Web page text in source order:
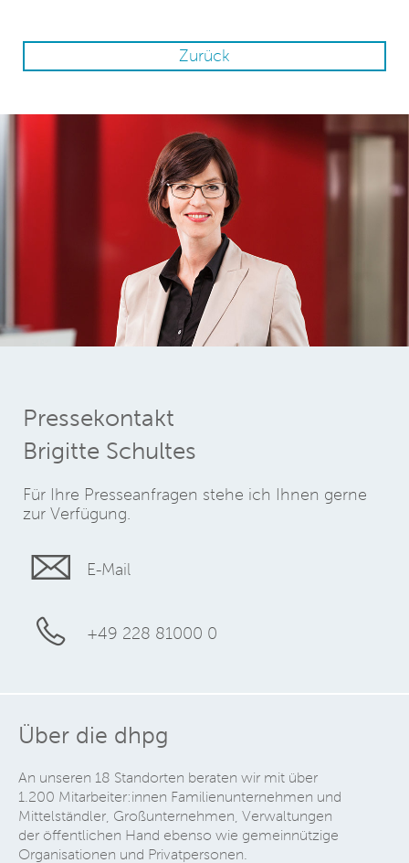
Zurück
Pressekontakt
Brigitte Schultes
Für Ihre Presseanfragen stehe ich Ihnen gerne
zur Verfügung.
E-Mail
+49 228 81000 0
Über die dhpg
An unseren 18 Standorten beraten wir mit über
1.200 Mitarbeiter:innen Familienunternehmen und
Mittelständler, Großunternehmen, Verwaltungen
der öffentlichen Hand ebenso wie gemeinnützige
Organisationen und Privatpersonen.